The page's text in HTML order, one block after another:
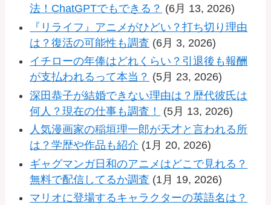
法！ChatGPTでもできる？ (6月 13, 2026)
『リライフ』アニメがひどい？打ち切り理由
は？復活の可能性も調査 (6月 3, 2026)
イチローの年俸はどれくらい？引退後も報酬
が支払われるって本当？ (5月 23, 2026)
深田恭子が結婚できない理由は？歴代彼氏は
何人？現在の仕事も調査！
(5月 13, 2026)
人気漫画家の稲垣理一郎が天才と言われる所
は？学歴や作品も紹介 (1月 20, 2026)
ギャグマンガ日和のアニメはどこで見れる？
無料で配信してるか調査 (1月 19, 2026)
マリオに登場するキャラクターの英語名は？